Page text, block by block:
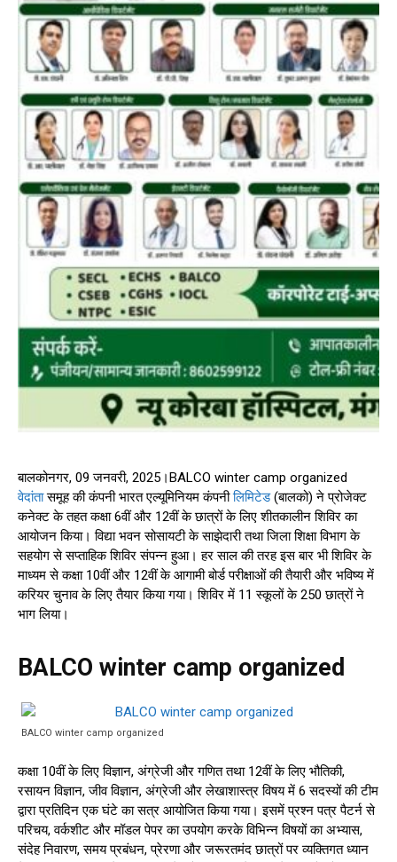
बालकोनगर, 09 जनवरी, 2025।BALCO winter camp organized
वेदांतासमूह की कंपनी भारत एल्यूमिनियम कंपनीलिमिटेड(बालको) ने प्रोजेक्ट
कनेक्ट के तहत कक्षा 6वीं और 12वीं के छात्रों के लिए शीतकालीन शिविर का
आयोजन किया। विद्या भवन सोसायटी के साझेदारी तथा जिला शिक्षा विभाग के
सहयोग से सप्ताहिक शिविर संपन्न हुआ। हर साल की तरह इस बार भी शिविर के
माध्यम से कक्षा 10वीं और 12वीं के आगामी बोर्ड परीक्षाओं की तैयारी और भविष्य में
करियर चुनाव के लिए तैयार किया गया। शिविर में 11 स्कूलों के 250 छात्रों ने
भाग लिया।
BALCO winter camp organized
BALCO winter camp organized
कक्षा 10वीं के लिए विज्ञान, अंग्रेजी और गणित तथा 12वीं के लिए भौतिकी,
रसायन विज्ञान, जीव विज्ञान, अंग्रेजी और लेखाशास्त्र विषय में 6 सदस्यों की टीम
द्वारा प्रतिदिन एक घंटे का सत्र आयोजित किया गया। इसमें प्रश्न पत्र पैटर्न से
परिचय, वर्कशीट और मॉडल पेपर का उपयोग करके विभिन्न विषयों का अभ्यास,
संदेह निवारण, समय प्रबंधन, प्रेरणा और जरूरतमंद छात्रों पर व्यक्तिगत ध्यान